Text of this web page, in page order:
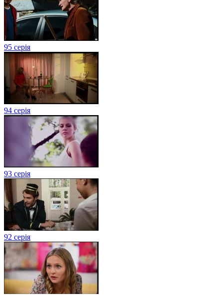
95 серія
94 серія
93 серія
92 серія